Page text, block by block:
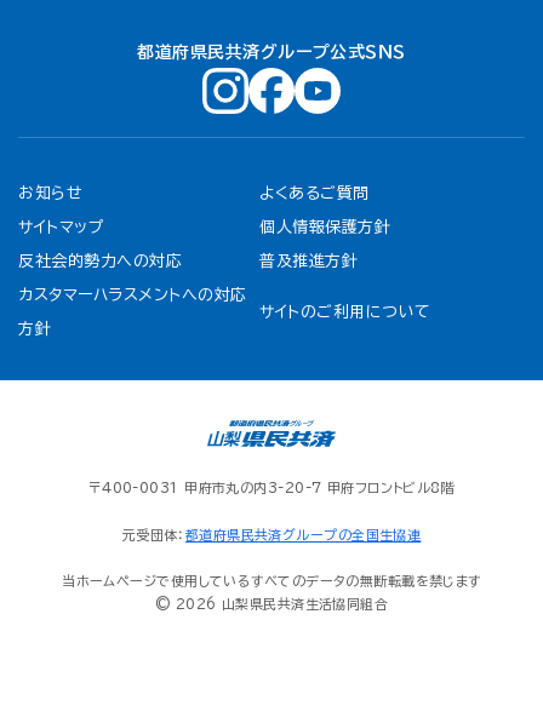
都道府県民共済グループ公式ＳＮＳ
お知らせ よくあるご質問
サイトマップ 個人情報保護方針
反社会的勢力への対応 普及推進方針
カスタマーハラスメントへの対応
方針
サイトのご利用について
〒400-0031 甲府市丸の内3-20-7 甲府フロントビル8階
元受団体： 都道府県民共済グループの全国生協連
当ホームページで使用しているすべてのデータの無断転載を禁じます
© 2026 山梨県民共済生活協同組合